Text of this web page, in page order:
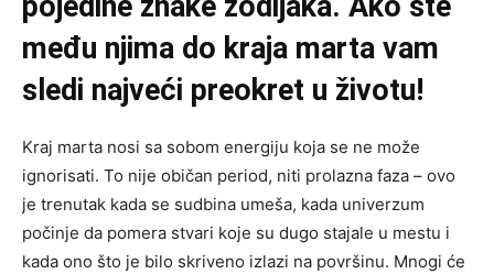
među njima do kraja marta vam
sledi najveći preokret u životu!
Kraj marta nosi sa sobom energiju koja se ne može
ignorisati. To nije običan period, niti prolazna faza – ovo
je trenutak kada se sudbina umeša, kada univerzum
počinje da pomera stvari koje su dugo stajale u mestu i
kada ono što je bilo skriveno izlazi na površinu. Mnogi će